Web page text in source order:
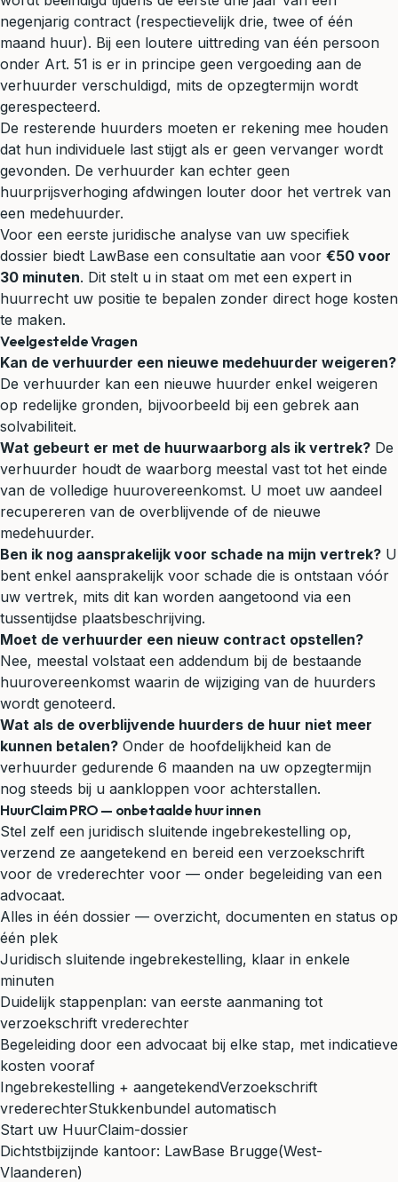
negenjarig contract (respectievelijk drie, twee of één
maand huur). Bij een loutere uittreding van één persoon
onder Art. 51 is er in principe geen vergoeding aan de
verhuurder verschuldigd, mits de opzegtermijn wordt
gerespecteerd.
De resterende huurders moeten er rekening mee houden
dat hun individuele last stijgt als er geen vervanger wordt
gevonden. De verhuurder kan echter geen
huurprijsverhoging afdwingen louter door het vertrek van
een medehuurder.
Voor een eerste juridische analyse van uw specifiek
dossier biedt LawBase een consultatie aan voor €50 voor
30 minuten. Dit stelt u in staat om met een expert in
huurrecht uw positie te bepalen zonder direct hoge kosten
te maken.
Veelgestelde Vragen
Kan de verhuurder een nieuwe medehuurder weigeren?
De verhuurder kan een nieuwe huurder enkel weigeren
op redelijke gronden, bijvoorbeeld bij een gebrek aan
solvabiliteit.
Wat gebeurt er met de huurwaarborg als ik vertrek? De
verhuurder houdt de waarborg meestal vast tot het einde
van de volledige huurovereenkomst. U moet uw aandeel
recupereren van de overblijvende of de nieuwe
medehuurder.
Ben ik nog aansprakelijk voor schade na mijn vertrek? U
bent enkel aansprakelijk voor schade die is ontstaan vóór
uw vertrek, mits dit kan worden aangetoond via een
tussentijdse plaatsbeschrijving.
Moet de verhuurder een nieuw contract opstellen?
Nee, meestal volstaat een addendum bij de bestaande
huurovereenkomst waarin de wijziging van de huurders
wordt genoteerd.
Wat als de overblijvende huurders de huur niet meer
kunnen betalen? Onder de hoofdelijkheid kan de
verhuurder gedurende 6 maanden na uw opzegtermijn
nog steeds bij u aankloppen voor achterstallen.
HuurClaim PRO — onbetaalde huur innen
Stel zelf een juridisch sluitende ingebrekestelling op,
verzend ze aangetekend en bereid een verzoekschrift
voor de vrederechter voor — onder begeleiding van een
advocaat.
Alles in één dossier — overzicht, documenten en status op
één plek
Juridisch sluitende ingebrekestelling, klaar in enkele
minuten
Duidelijk stappenplan: van eerste aanmaning tot
verzoekschrift vrederechter
Begeleiding door een advocaat bij elke stap, met indicatieve
kosten vooraf
Ingebrekestelling + aangetekendVerzoekschrift
vrederechterStukkenbundel automatisch
Start uw HuurClaim-dossier
Dichtstbijzijnde kantoor: LawBase Brugge(West-
Vlaanderen)